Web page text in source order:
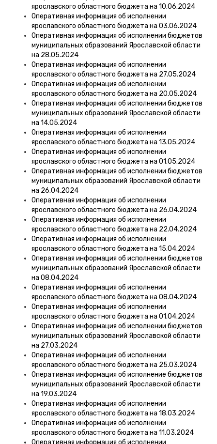
ярославского областного бюджета на 10.06.2024
Оперативная информация об исполнении
ярославского областного бюджета на 03.06.2024
Оперативная информация об исполнении бюджетов
муниципальных образований Ярославской области
на 28.05.2024
Оперативная информация об исполнении
ярославского областного бюджета на 27.05.2024
Оперативная информация об исполнении
ярославского областного бюджета на 20.05.2024
Оперативная информация об исполнении бюджетов
муниципальных образований Ярославской области
на 14.05.2024
Оперативная информация об исполнении
ярославского областного бюджета на 13.05.2024
Оперативная информация об исполнении
ярославского областного бюджета на 01.05.2024
Оперативная информация об исполнении бюджетов
муниципальных образований Ярославской области
на 26.04.2024
Оперативная информация об исполнении
ярославского областного бюджета на 26.04.2024
Оперативная информация об исполнении
ярославского областного бюджета на 22.04.2024
Оперативная информация об исполнении
ярославского областного бюджета на 15.04.2024
Оперативная информация об исполнении бюджетов
муниципальных образований Ярославской области
на 08.04.2024
Оперативная информация об исполнении
ярославского областного бюджета на 08.04.2024
Оперативная информация об исполнении
ярославского областного бюджета на 01.04.2024
Оперативная информация об исполнении бюджетов
муниципальных образований Ярославской области
на 27.03.2024
Оперативная информация об исполнении
ярославского областного бюджета на 25.03.2024
Оперативная информация об исполнение бюджетов
муниципальных образований Ярославской области
на 19.03.2024
Оперативная информация об исполнении
ярославского областного бюджета на 18.03.2024
Оперативная информация об исполнении
ярославского областного бюджета на 11.03.2024